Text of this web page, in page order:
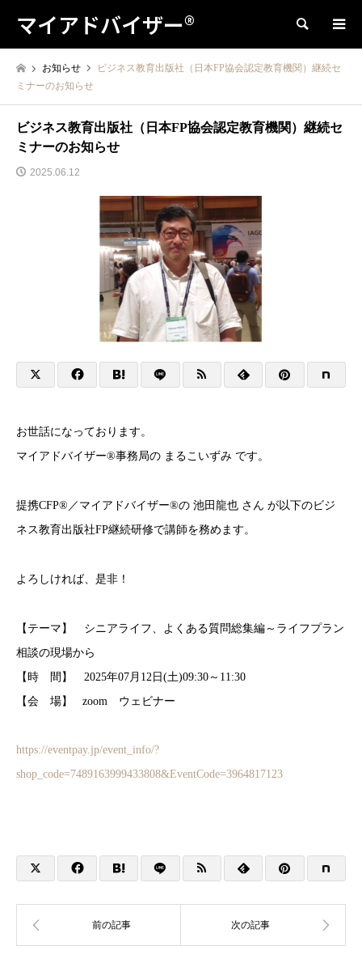
マイアドバイザー® 検索
お知らせ
ビジネス教育出版社（日本FP協会認定教育機関）継続セ
ミナーのお知らせ
ビジネス教育出版社（日本FP協会認定教育機関）継続セ
ミナーのお知らせ
2025.06.12
お世話になっております。
マイアドバイザー®事務局の まるこいずみ です。
提携CFP®／マイアドバイザー®の 池田龍也 さん が以下のビジ
ネス教育出版社FP継続研修で講師を務めます。
よろしければ、是非！
【テーマ】 シニアライフ、よくある質問総集編～ライフプラン
相談の現場から
【時 間】 2025年07月12日(土)09:30～11:30
【会 場】 zoom ウェビナー
https://eventpay.jp/event_info/?
shop_code=7489163999433808&EventCode=3964817123